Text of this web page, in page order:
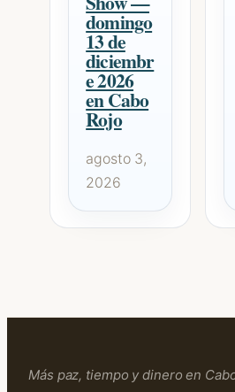
domingo
13 de
diciembr
e 2026
en Cabo
Rojo
agosto 3,
2026
Más paz, tiempo y dinero en